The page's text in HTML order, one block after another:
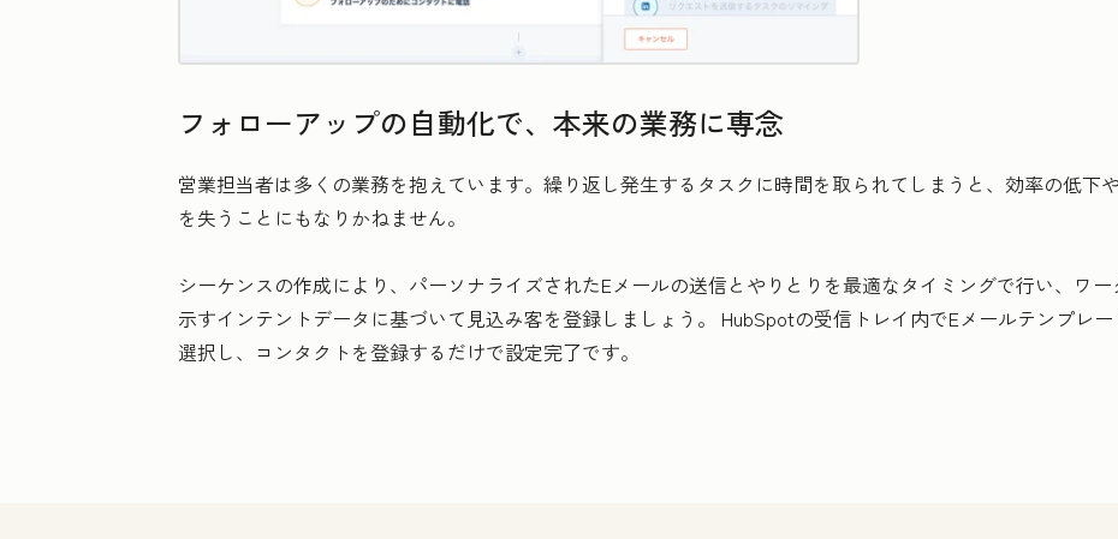
フォローアップの自動化で、本来の業務に専念
営業担当者は多くの業務を抱えています。繰り返し発生するタスクに時間を取られてしまうと、効率の低下
を失うことにもなりかねません。
シーケンスの作成により、パーソナライズされたEメールの送信とやりとりを最適なタイミングで行い、ワ
示すインテントデータに基づいて見込み客を登録しましょう。 HubSpotの受信トレイ内でEメールテンプレ
選択し、コンタクトを登録するだけで設定完了です。